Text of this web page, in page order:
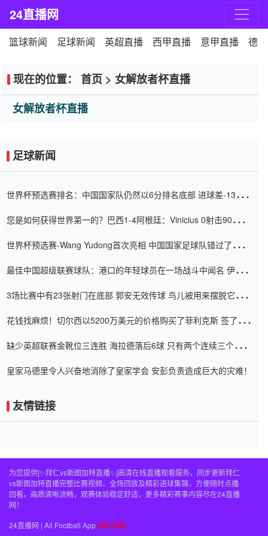
24直播网
篮球新闻 足球新闻 英超直播 西甲直播 意甲直播 德
现在的位置： 首页 > 女解放者杯直播
女解放者杯直播
足球新闻
世界杯预选赛排名：中国国家队仍然以6分排名底部 进球差-13令人
您是如何获得世界第一的？巴西1-4阿根廷：Vinicius 0射击90分钟
世界杯预选赛-Wang Yudong首次亮相 中国国家足球队错过了世界
最佳中国超级联赛球队：港口的年轻球员在一场战斗中闻名 伊万放
3场比赛中有23张射门在底部 郭安无效传球 鸟儿被用来摆脱它
花钱找麻烦！切尔西以5200万美元的价格购买了菲利克斯 签了7年
缺少英超联赛金靴位三连胜 海拉德落后6球 只有两个连续三个连续
皇家马德里令人兴奋地消除了皇家学会 安彭负责造成巨大的灾难！
友情链接
为您提供[✨拜仁vs斯图加特直播✨]高清在线直播观看服务，同步更新拜仁
vs斯图加特直播完整比赛视频、全场回放及精彩进球集锦，方便随时点播
回看。画质清晰流畅，观赛体验稳定舒适，更多精彩赛事内容尽在24直播
网！
24直播网 | All Football App 网站地图